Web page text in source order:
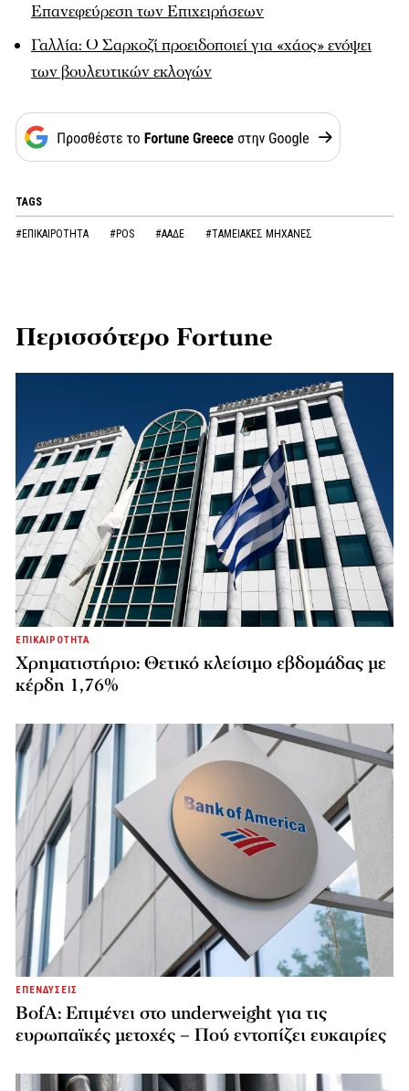
Επανεφεύρεση των Επιχειρήσεων
Γαλλία: Ο Σαρκοζί προειδοποιεί για «χάος» ενόψει
των βουλευτικών εκλογών
TAGS
#ΕΠΙΚΑΙΡΟΤΗΤΑ #POS #ΑΑΔΕ #ΤΑΜΕΙΑΚΕΣ ΜΗΧΑΝΕΣ
Περισσότερο Fortune
ΕΠΙΚΑΙΡΟΤΗΤΑ
Χρηματιστήριο: Θετικό κλείσιμο εβδομάδας με
κέρδη 1,76%
ΕΠΕΝΔΥΣΕΙΣ
BofA: Επιμένει στο underweight για τις
ευρωπαϊκές μετοχές – Πού εντοπίζει ευκαιρίες